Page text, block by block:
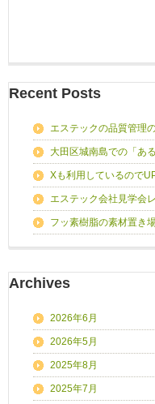
Recent Posts
エステックの品質管理
大田区城南島での「ある
Xも利用しているので
エステック会社見学会
フッ素樹脂の素材置き
Archives
2026年6月
2026年5月
2025年8月
2025年7月